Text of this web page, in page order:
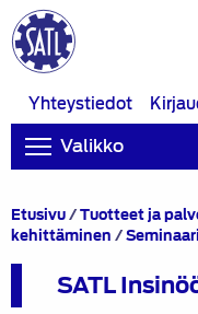
Yhteystiedot
Valikko
Etusivu/Tuotteet ja
kehittäminen /
SATL